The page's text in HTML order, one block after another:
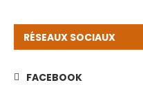
RÉSEAUX SOCIAUX
FACEBOOK